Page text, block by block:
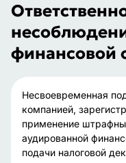
финансовой
Несвоевременная
компанией,
применение
аудированной
подачи налоговой